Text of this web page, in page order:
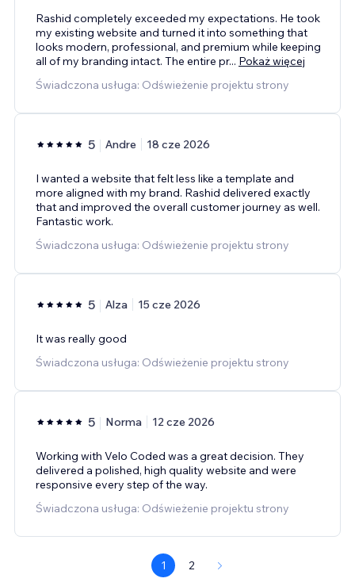
Rashid completely exceeded my expectations. He took
my existing website and turned it into something that
looks modern, professional, and premium while keeping
all of my branding intact. The entire pr... Pokaż więcej
Świadczona usługa: Odświeżenie projektu strony
5 Andre 18 cze 2026
I wanted a website that felt less like a template and
more aligned with my brand. Rashid delivered exactly
that and improved the overall customer journey as well.
Fantastic work.
Świadczona usługa: Odświeżenie projektu strony
5 Alza 15 cze 2026
It was really good
Świadczona usługa: Odświeżenie projektu strony
5 Norma 12 cze 2026
Working with Velo Coded was a great decision. They
delivered a polished, high quality website and were
responsive every step of the way.
Świadczona usługa: Odświeżenie projektu strony
1 2